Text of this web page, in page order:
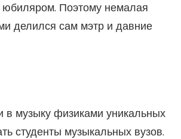
юбиляром. Поэтому немалая
делился сам мэтр и давние
музыку физиками уникальных
студенты музыкальных вузов.